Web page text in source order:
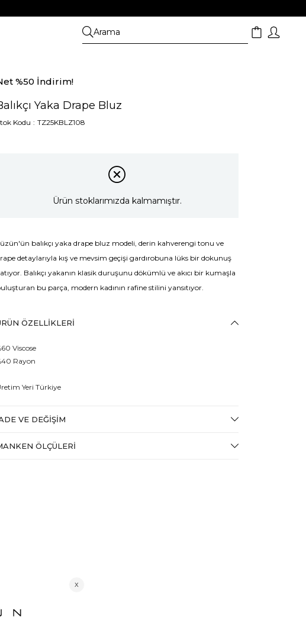
%50 İndirim!
Yaka Drape Bluz
Kodu TZ25KBLZ108
Ürün stoklarımızda kalmamıştır.
balıkçı yaka drape bluz modeli, derin kahverengi tonu ve
detaylarıyla kış ve mevsim geçişi gardırobuna lüks bir dokunuş
Balıkçı yakanın klasik duruşunu dökümlü ve akıcı bir kumaşla
bu parça, modern kadının rafine stilini yansıtıyor.
ÖZELLIKLERI
Viscose
Rayon
Yeri Türkiye
VE DEĞIŞIM
ÖLÇÜLERI